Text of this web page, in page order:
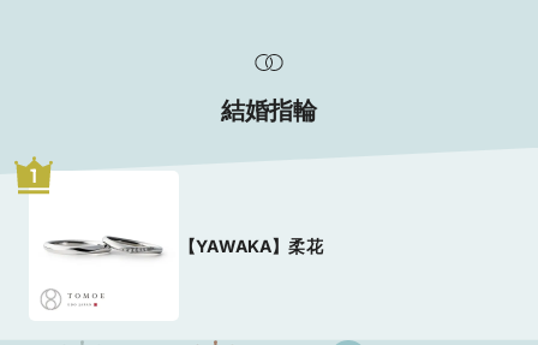
結婚指輪
1
【YAWAKA】柔花